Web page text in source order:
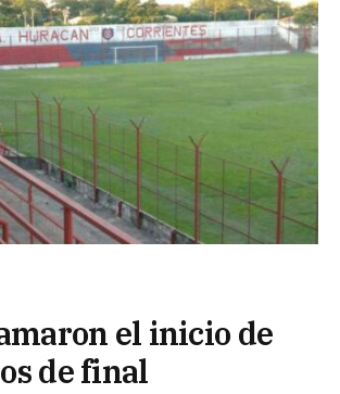
el inicio de
de final